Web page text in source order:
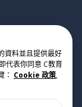
資料並且提供最好
代表你同意 C教育
： Cookie 政策,